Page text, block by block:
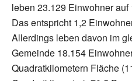
leben 23.129 Einwohner
Das entspricht 1,2
Allerdings leben davon im
Gemeinde 18.154
Quadratkilometern Fläche